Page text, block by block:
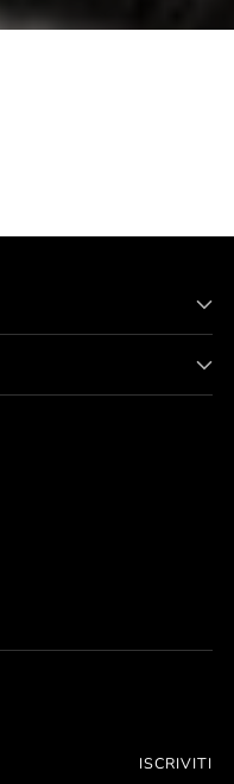
ISCRIVITI